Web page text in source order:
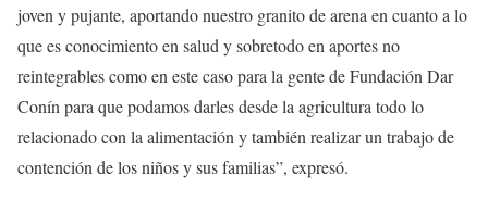
joven y pujante, aportando nuestro granito de arena en cuanto a lo
que es conocimiento en salud y sobretodo en aportes no
reintegrables como en este caso para la gente de Fundación Dar
Conín para que podamos darles desde la agricultura todo lo
relacionado con la alimentación y también realizar un trabajo de
contención de los niños y sus familias”, expresó.